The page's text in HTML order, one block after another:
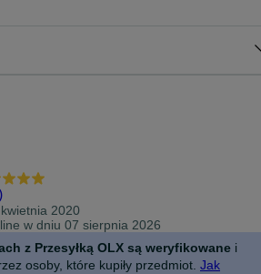
kwietnia 2020
w dniu 07 sierpnia 2026
z Przesyłką OLX są weryfikowane i
osoby, które kupiły przedmiot. Jak